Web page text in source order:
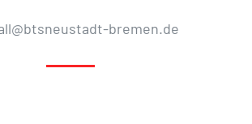
bremen.de